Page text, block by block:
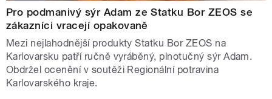
Pro podmanivý sýr Adam ze Statku Bor ZEOS se
zákazníci vracejí opakovaně
Mezi nejlahodnější produkty Statku Bor ZEOS na
Karlovarsku patří ručně vyráběný, plnotučný sýr Adam.
Obdržel ocenění v soutěži Regionální potravina
Karlovarského kraje.